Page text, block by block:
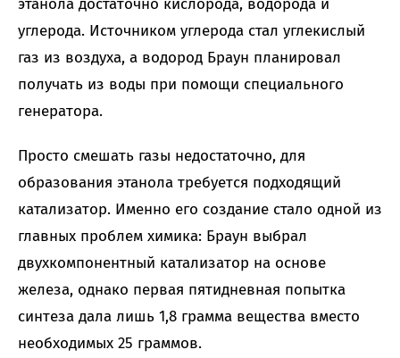
этанола достаточно кислорода, водорода и
углерода. Источником углерода стал углекислый
газ из воздуха, а водород Браун планировал
получать из воды при помощи специального
генератора.
Просто смешать газы недостаточно, для
образования этанола требуется подходящий
катализатор. Именно его создание стало одной из
главных проблем химика: Браун выбрал
двухкомпонентный катализатор на основе
железа, однако первая пятидневная попытка
синтеза дала лишь 1,8 грамма вещества вместо
необходимых 25 граммов.